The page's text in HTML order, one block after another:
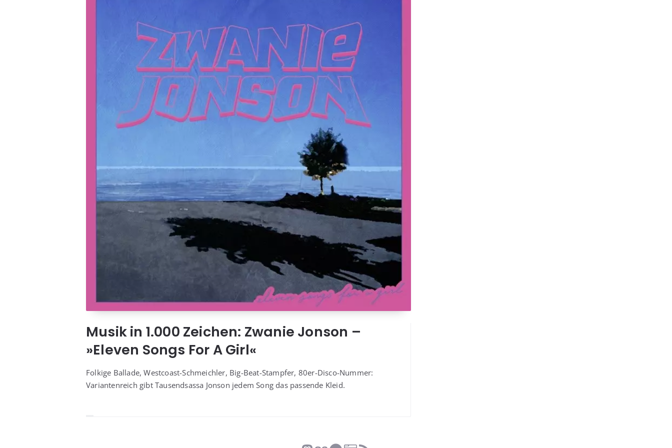
Musik in 1.000 Zeichen: Zwanie Jonson –
»Eleven Songs For A Girl«
Fol­ki­ge Bal­la­de, West­co­ast-Schmeich­ler, Big-Beat-Stamp­fer, 80er-Dis­co-Num­mer:
Vari­an­ten­reich gibt Tau­send­sas­sa Jon­son jedem Song das pas­sen­de Kleid.